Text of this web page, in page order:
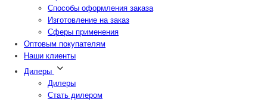
Способы оформления заказа
Изготовление на заказ
Сферы применения
Оптовым покупателям
Наши клиенты
Дилеры
Дилеры
Стать дилером